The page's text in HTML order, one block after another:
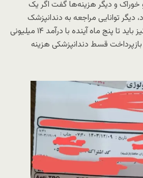
خوراک و دیگر هزینه‌ها گفت اگر یک
توانایی مراجعه به دندانپزشک
ندارد، چرا که هم اکنون نیز باید تا پنج ماه آینده با درآمد ۱۴ میلیونی
قسط دندانپزشکی هزینه